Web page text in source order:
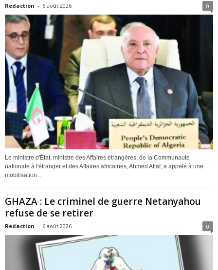
Redaction - 6 août 2026 0
Le ministre d'État, ministre des Affaires étrangères, de la Communauté
nationale à l'étranger et des Affaires africaines, Ahmed Attaf, a appelé à une
mobilisation...
GHAZA : Le criminel de guerre Netanyahou
refuse de se retirer
Redaction - 6 août 2026 0